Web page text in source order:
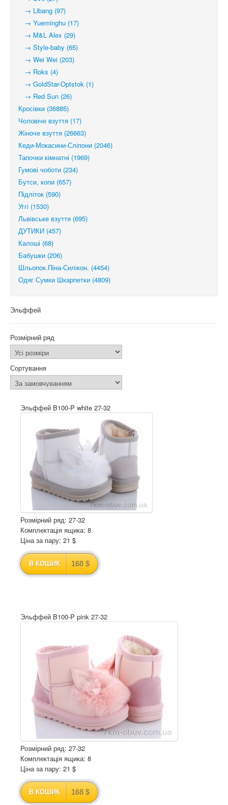
→ Libang (97)
→ Yueminghu (17)
→ M&L Alex (29)
→ Style-baby (65)
→ Wei Wei (203)
→ Roks (4)
→ GoldStar-Optstok (1)
→ Red Sun (26)
Кросівки (36885)
Чоловіче взуття (17)
Жіноче взуття (26663)
Кеди-Мокасини-Сліпони (2046)
Тапочки кімнатні (1969)
Гумові чоботи (234)
Бутси, копи (657)
Підліток (590)
Уггі (1530)
Львівське взуття (695)
ДУТИКИ (457)
Калоші (68)
Бабушки (206)
Шльопок.Піна-Силікон. (4454)
Одяг Сумки Шкарпетки (4809)
Эльффей
Розмірний ряд
Сортування
Эльффей B100-P white 27-32
Розмірний ряд: 27-32
Комплектація ящика: 8
Ціна за пару: 21 $
В КОШИК 168 $
Эльффей B100-P pink 27-32
Розмірний ряд: 27-32
Комплектація ящика: 8
Ціна за пару: 21 $
В КОШИК 168 $